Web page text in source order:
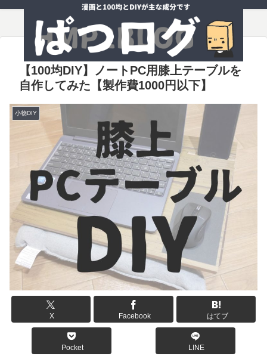
【100均DIY】ノートPC用膝上テーブルを
自作してみた【製作費1000円以下】
小物DIY
X Facebook はてブ
Pocket LINE